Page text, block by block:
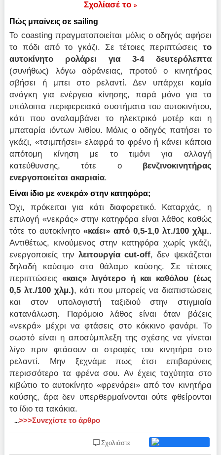
Σχολίασέ το »
Πώς μπαίνεις σε sailing
Το coasting πραγματοποιείται μόλις ο οδηγός αφήσει
το πόδι από το γκάζι. Σε τέτοιες περιπτώσεις το
αυτοκίνητο ρολάρει για 3-4 δευτερόλεπτα
(συνήθως) λόγω αδράνειας, προτού ο κινητήρας
σβήσει ή μπει στο ρελαντί. Δεν υπάρχει καμία
ανάγκη για ενέργεια κίνησης, παρά μόνο για τα
υπόλοιπα περιφερειακά συστήματα του αυτοκινήτου,
κάτι που αναλαμβάνει το ηλεκτρικό μοτέρ και η
μπαταρία ιόντων λιθίου. Μόλις ο οδηγός πατήσει το
γκάζι, «τσιμπήσει» ελαφρά το φρένο ή κάνει κάποια
απότομη κίνηση με το τιμόνι για αλλαγή
κατεύθυνσης, τότε ο βενζινοκινητήρας
ενεργοποιείται ακαριαία.
Είναι ίδιο με «νεκρά» στην κατηφόρα;
Όχι, πρόκειται για κάτι διαφορετικό. Καταρχάς, η
επιλογή «νεκράς» στην κατηφόρα είναι λάθος καθώς
τότε το αυτοκίνητο«καίει» από 0,5-1,0 λτ./100 χλμ..
Αντιθέτως, κινούμενος στην κατηφόρα χωρίς γκάζι,
ενεργοποιείς την λειτουργία cut-off, δεν ψεκάζεται
δηλαδή καύσιμο στο θάλαμο καύσης. Σε τέτοιες
περιπτώσεις «καις» λιγότερο ή και καθόλου (έως
0,5 λτ./100 χλμ.), κάτι που μπορείς να διαπιστώσεις
και στον υπολογιστή ταξιδιού στην στιγμιαία
κατανάλωση. Παρόμοιο λάθος είναι όταν βάζεις
«νεκρά» μέχρι να φτάσεις στο κόκκινο φανάρι. Το
σωστό είναι η αποσύμπλεξη της σχέσης να γίνεται
λίγο πριν φτάσουν οι στροφές του κινητήρα στο
ρελαντί. Μην ξεχνάμε πως έτσι επιβαρύνεις
περισσότερο τα φρένα σου. Αν έχεις ταχύτητα στο
κιβώτιο το αυτοκίνητο «φρενάρει» από τον κινητήρα
καύσης, άρα δεν υπερθερμαίνονται ούτε φθείρονται
το ίδιο τα τακάκια.
...>>>Συνεχίστε το άρθρο
Σχολιάστε